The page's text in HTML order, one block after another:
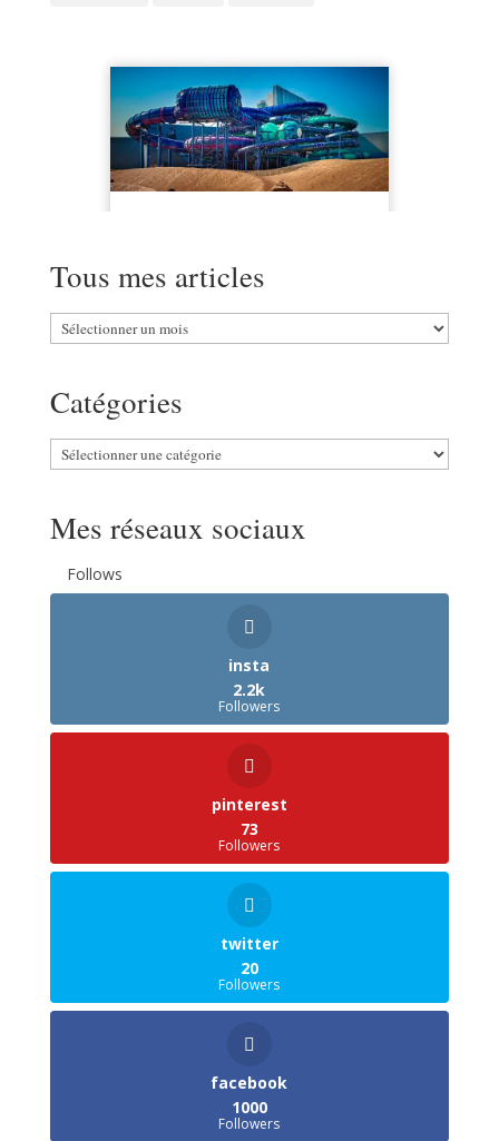
Tous mes articles
Tous
Catégories
Catégories
Mes réseaux sociaux
Follows
insta
2.2k
Followers
pinterest
73
Followers
twitter
20
Followers
facebook
1000
Followers